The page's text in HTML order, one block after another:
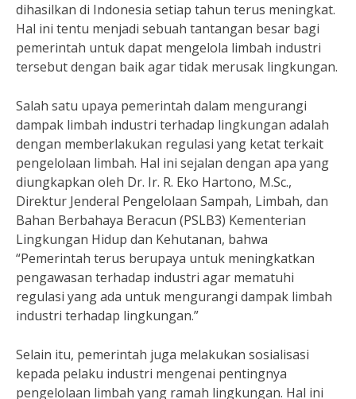
dihasilkan di Indonesia setiap tahun terus meningkat.
Hal ini tentu menjadi sebuah tantangan besar bagi
pemerintah untuk dapat mengelola limbah industri
tersebut dengan baik agar tidak merusak lingkungan.
Salah satu upaya pemerintah dalam mengurangi
dampak limbah industri terhadap lingkungan adalah
dengan memberlakukan regulasi yang ketat terkait
pengelolaan limbah. Hal ini sejalan dengan apa yang
diungkapkan oleh Dr. Ir. R. Eko Hartono, M.Sc.,
Direktur Jenderal Pengelolaan Sampah, Limbah, dan
Bahan Berbahaya Beracun (PSLB3) Kementerian
Lingkungan Hidup dan Kehutanan, bahwa
“Pemerintah terus berupaya untuk meningkatkan
pengawasan terhadap industri agar mematuhi
regulasi yang ada untuk mengurangi dampak limbah
industri terhadap lingkungan.”
Selain itu, pemerintah juga melakukan sosialisasi
kepada pelaku industri mengenai pentingnya
pengelolaan limbah yang ramah lingkungan. Hal ini